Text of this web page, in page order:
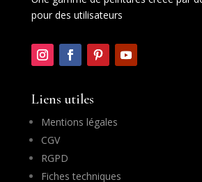
pour des utilisateurs
Liens utiles
Mentions légales
CGV
RGPD
Fiches techniques